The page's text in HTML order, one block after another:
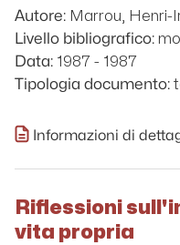
Autore: Marrou, Henri-
Livello bibliografico:
Data: 1987 - 1987
Tipologia documento:
Informazioni di
Riflessioni
vita propria